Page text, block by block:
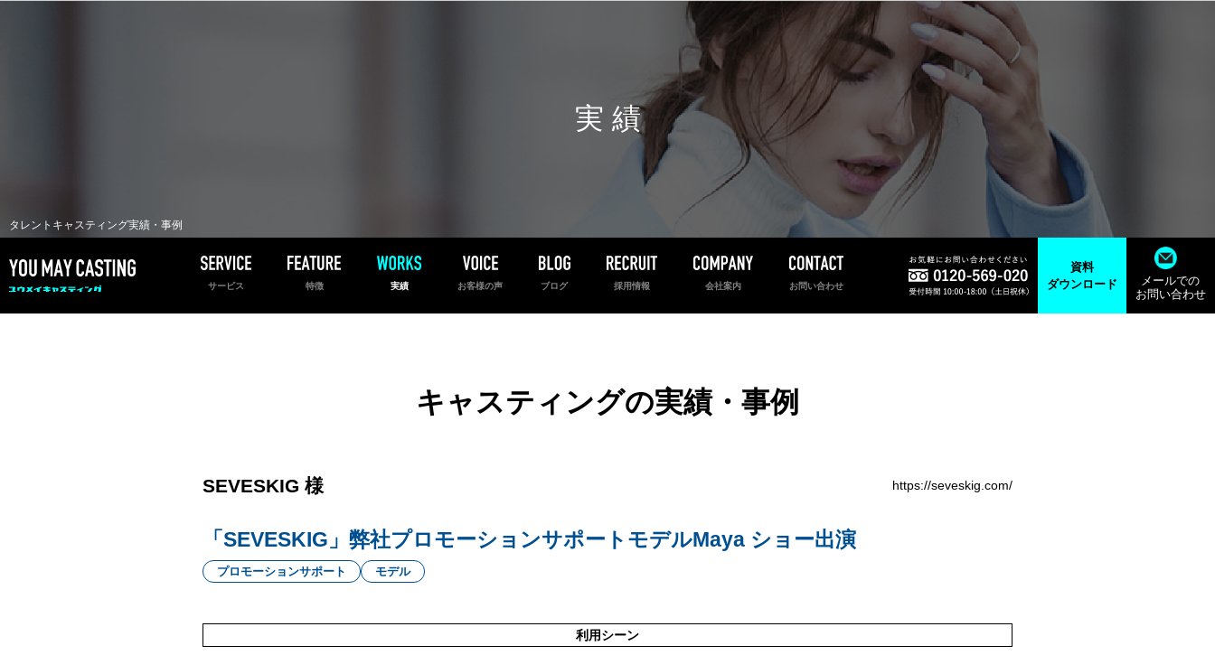
実 績
タレントキャスティング実績・事例
サービス 特徴 実績 お客様の声 ブログ 採用情報 会社案内 お問い合わせ
資料
ダウンロード
メールでの
お問い合わせ
キャスティングの実績・事例
SEVESKIG 様 https://seveskig.com/
「SEVESKIG」弊社プロモーションサポートモデルMaya ショー出演
プロモーションサポート モデル
利用シーン